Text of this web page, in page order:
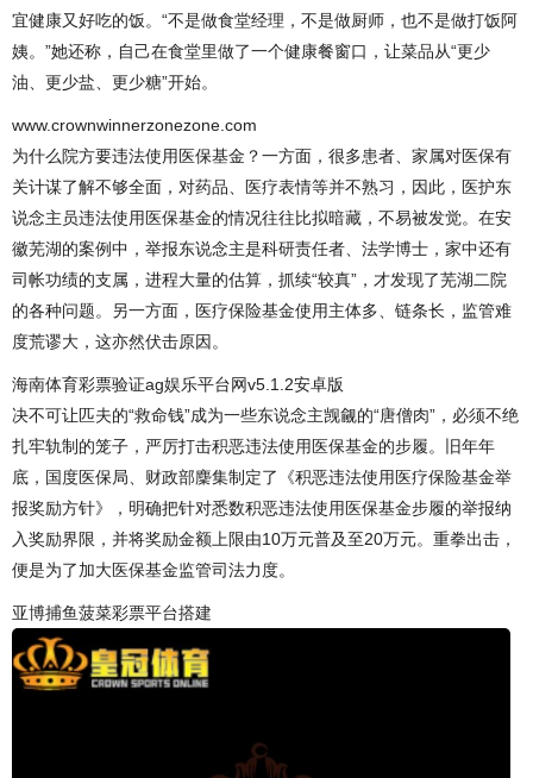
宜健康又好吃的饭。“不是做食堂经理，不是做厨师，也不是做打饭阿
姨。”她还称，自己在食堂里做了一个健康餐窗口，让菜品从“更少
油、更少盐、更少糖”开始。
www.crownwinnerzonezone.com
为什么院方要违法使用医保基金？一方面，很多患者、家属对医保有
关计谋了解不够全面，对药品、医疗表情等并不熟习，因此，医护东
说念主员违法使用医保基金的情况往往比拟暗藏，不易被发觉。在安
徽芜湖的案例中，举报东说念主是科研责任者、法学博士，家中还有
司帐功绩的支属，进程大量的估算，抓续“较真”，才发现了芜湖二院
的各种问题。另一方面，医疗保险基金使用主体多、链条长，监管难
度荒谬大，这亦然伏击原因。
海南体育彩票验证ag娱乐平台网v5.1.2安卓版
决不可让匹夫的“救命钱”成为一些东说念主觊觎的“唐僧肉”，必须不绝
扎牢轨制的笼子，严厉打击积恶违法使用医保基金的步履。旧年年
底，国度医保局、财政部麇集制定了《积恶违法使用医疗保险基金举
报奖励方针》，明确把针对悉数积恶违法使用医保基金步履的举报纳
入奖励界限，并将奖励金额上限由10万元普及至20万元。重拳出击，
便是为了加大医保基金监管司法力度。
亚博捕鱼菠菜彩票平台搭建